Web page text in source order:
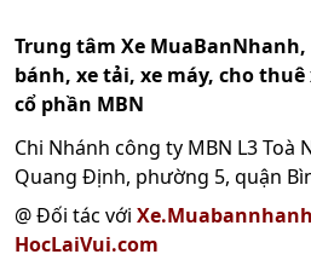
Trung tâm Xe
bánh, xe tải, xe máy, cho
cổ phần MBN
Chi Nhánh công ty MBN L3 Toà
Quang Định, phường 5, quận
@ Đối tác với
HocLaiVui.com